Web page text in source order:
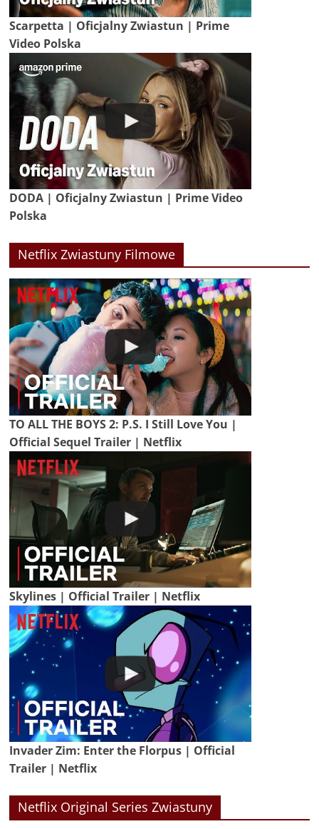
Scarpetta | Oficjalny Zwiastun | Prime
Video Polska
DODA | Oficjalny Zwiastun | Prime Video
Polska
Netflix Zwiastuny Filmowe
TO ALL THE BOYS 2: P.S. I Still Love You |
Official Sequel Trailer | Netflix
Skylines | Official Trailer | Netflix
Invader Zim: Enter the Florpus | Official
Trailer | Netflix
Netflix Original Series Zwiastuny